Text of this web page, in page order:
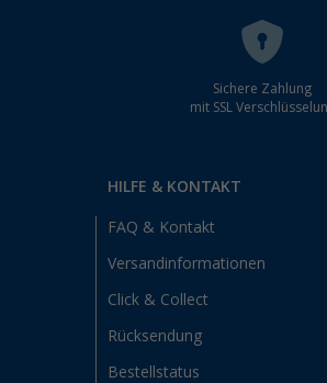
Sichere Zahlung
mit SSL
HILFE & KONTAKT
FAQ & Kontakt
Versandinformationen
Click & Collect
Rücksendung
Bestellstatus